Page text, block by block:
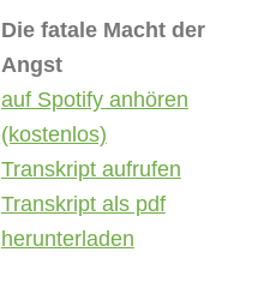
Die fatale Macht der
Angst
auf Spotify anhören
(kostenlos)
Transkript aufrufen
Transkript als pdf
herunterladen